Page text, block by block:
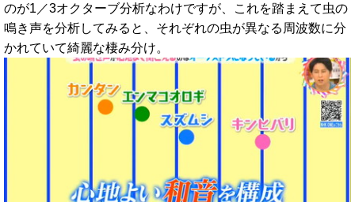
のが1／3オクターブ分析なわけですが、これを踏まえて虫の
鳴き声を分析してみると、それぞれの虫が異なる周波数に分
かれていて綺麗な棲み分け。